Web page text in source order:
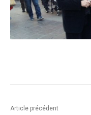
Article précédent